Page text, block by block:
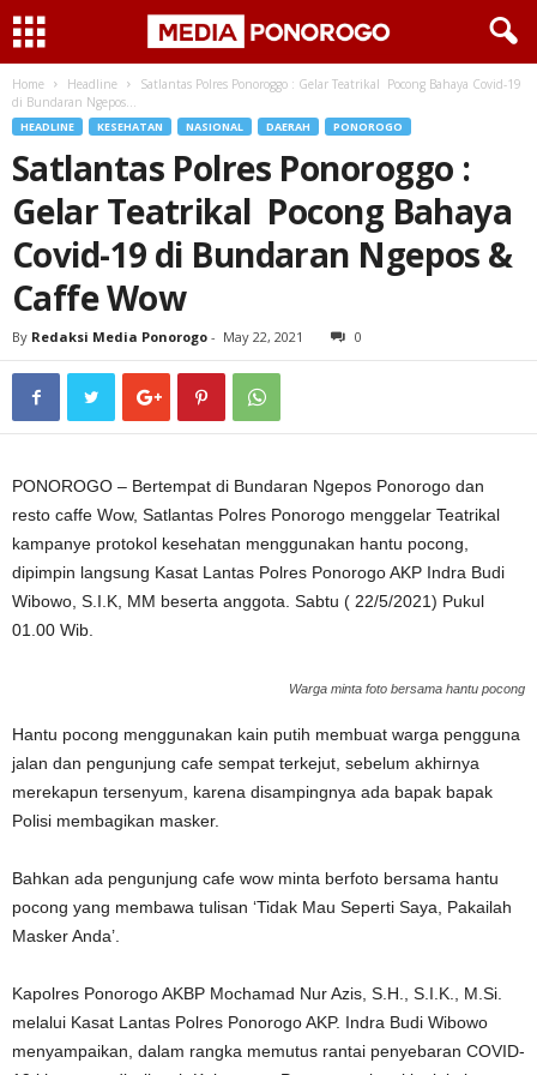
Home Headline
Satlantas Polres Ponoroggo : Gelar Teatrikal Pocong Bahaya Covid-19
di Bundaran Ngepos...
HEADLINE KESEHATAN NASIONAL DAERAH PONOROGO
Satlantas Polres Ponoroggo :
Gelar Teatrikal Pocong Bahaya
Covid-19 di Bundaran Ngepos &
Caffe Wow
By Redaksi Media Ponorogo - May 22, 2021 0
PONOROGO – Bertempat di Bundaran Ngepos Ponorogo dan
resto caffe Wow, Satlantas Polres Ponorogo menggelar Teatrikal
kampanye protokol kesehatan menggunakan hantu pocong,
dipimpin langsung Kasat Lantas Polres Ponorogo AKP Indra Budi
Wibowo, S.I.K, MM beserta anggota. Sabtu ( 22/5/2021) Pukul
01.00 Wib.
Warga minta foto bersama hantu pocong
Hantu pocong menggunakan kain putih membuat warga pengguna
jalan dan pengunjung cafe sempat terkejut, sebelum akhirnya
merekapun tersenyum, karena disampingnya ada bapak bapak
Polisi membagikan masker.
Bahkan ada pengunjung cafe wow minta berfoto bersama hantu
pocong yang membawa tulisan ‘Tidak Mau Seperti Saya, Pakailah
Masker Anda’.
Kapolres Ponorogo AKBP Mochamad Nur Azis, S.H., S.I.K., M.Si.
melalui Kasat Lantas Polres Ponorogo AKP. Indra Budi Wibowo
menyampaikan, dalam rangka memutus rantai penyebaran COVID-